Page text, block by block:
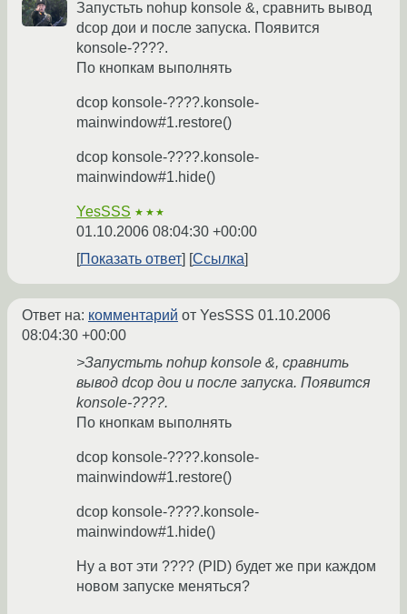
Запустьть nohup konsole &, сравнить вывод
dcop дои и после запуска. Появится
konsole-????.
По кнопкам выполнять
dcop konsole-????.konsole-
mainwindow#1.restore()
dcop konsole-????.konsole-
mainwindow#1.hide()
YesSSS ★★★
01.10.2006 08:04:30 +00:00
Показать ответ
Ссылка
Ответ на: комментарий от YesSSS 01.10.2006
08:04:30 +00:00
>Запустьть nohup konsole &, сравнить
вывод dcop дои и после запуска. Появится
konsole-????.
По кнопкам выполнять
dcop konsole-????.konsole-
mainwindow#1.restore()
dcop konsole-????.konsole-
mainwindow#1.hide()
Ну а вот эти ???? (PID) будет же при каждом
новом запуске меняться?